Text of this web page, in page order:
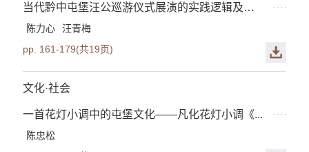
当代黔中屯堡汪公巡游仪式展演的实践逻辑及启示
陈力心
汪青梅
pp. 161-179(共19页)
文化·社会
一首花灯小调中的屯堡文化——凡化花灯小调《...
陈忠松